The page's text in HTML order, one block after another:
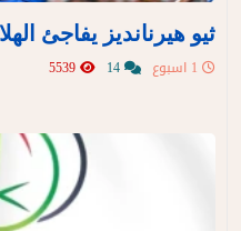
ثيو هيرنانديز يفاجئ